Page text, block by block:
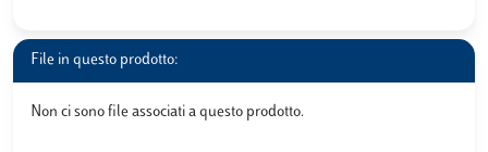
File in questo prodotto:
Non ci sono file associati a questo prodotto.